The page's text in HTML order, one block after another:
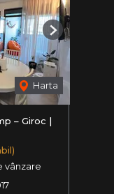
Harta
Next
– Giroc |
vânzare